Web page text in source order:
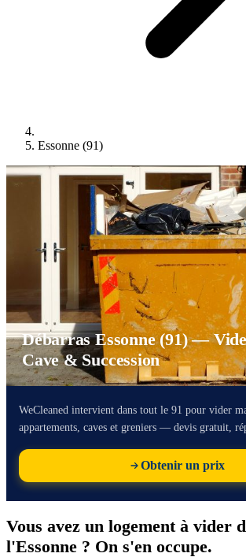
Essonne (91)
Débarras Essonne (91) —
Cave & Succession
WeCleaned intervient dans tout le 91 pour vider
appartements, caves et greniers — devis gratuit,
Obtenir un prix
Vous avez un logement à vider
l'Essonne ? On s'en occupe.